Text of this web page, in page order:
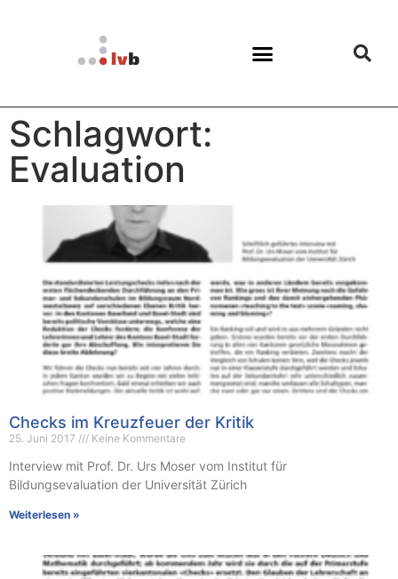
Schlagwort:
Evaluation
Checks im Kreuzfeuer der Kritik
25. Juni 2017 Keine Kommentare
Interview mit Prof. Dr. Urs Moser vom Institut für
Bildungsevaluation der Universität Zürich
Weiterlesen »